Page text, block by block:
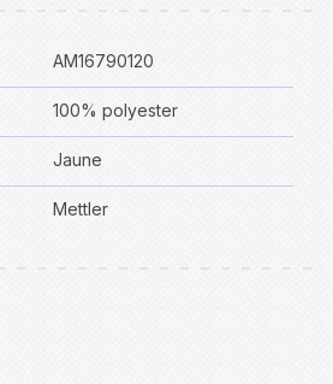
AM16790120
100% polyester
Jaune
Mettler